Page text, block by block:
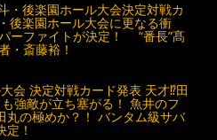
・後楽園ホール大会決定対戦カ
楽園ホール大会に更なる衝
ーファイトが決定！ “番長”髙
・斎藤裕！
会 決定対戦カード発表 天才⁉︎田
強敵が立ち塞がる！ 魚井のフ
丸の極めか？！ バンタム級サバ
！